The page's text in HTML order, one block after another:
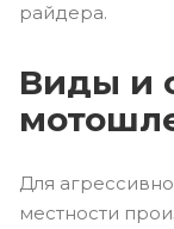
райдера.
Виды и
Для
местности